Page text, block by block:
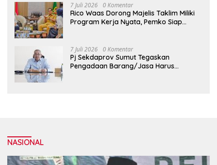
7 Juli 2026 0 Komentar
Rico Waas Dorong Majelis Taklim Miliki
Program Kerja Nyata, Pemko Siap
7 Juli 2026 0 Komentar
Pj Sekdaprov Sumut Tegaskan
Pengadaan Barang/Jasa Harus
NASIONAL